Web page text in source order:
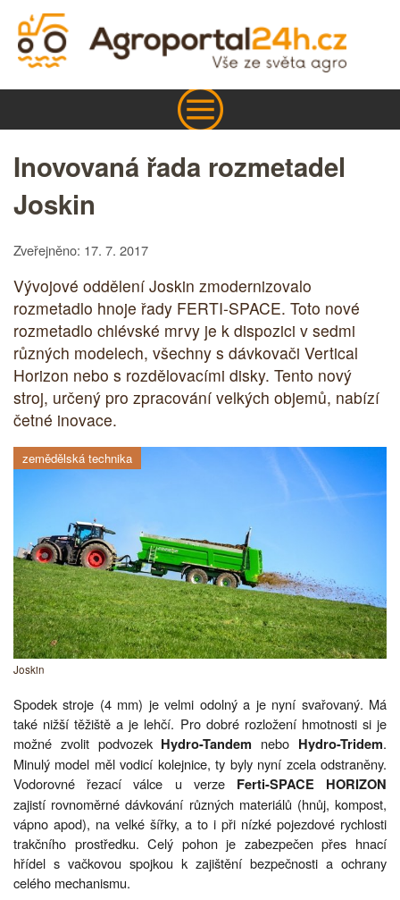
Inovovaná řada rozmetadel
Joskin
Zveřejněno: 17. 7. 2017
Vývojové oddělení Joskin zmodernizovalo
rozmetadlo hnoje řady FERTI-SPACE. Toto nové
rozmetadlo chlévské mrvy je k dispozici v sedmi
různých modelech, všechny s dávkovači Vertical
Horizon nebo s rozdělovacími disky. Tento nový
stroj, určený pro zpracování velkých objemů, nabízí
četné inovace.
zemědělská technika
Joskin
Spodek stroje (4 mm) je velmi odolný a je nyní svařovaný. Má
také nižší těžiště a je lehčí. Pro dobré rozložení hmotnosti si je
možné zvolit podvozek Hydro-Tandem nebo Hydro-Tridem.
Minulý model měl vodicí kolejnice, ty byly nyní zcela odstraněny.
Vodorovné řezací válce u verze Ferti-SPACE HORIZON
zajistí rovnoměrné dávkování různých materiálů (hnůj, kompost,
vápno apod), na velké šířky, a to i při nízké pojezdové rychlosti
trakčního prostředku. Celý pohon je zabezpečen přes hnací
hřídel s vačkovou spojkou k zajištění bezpečnosti a ochrany
celého mechanismu.